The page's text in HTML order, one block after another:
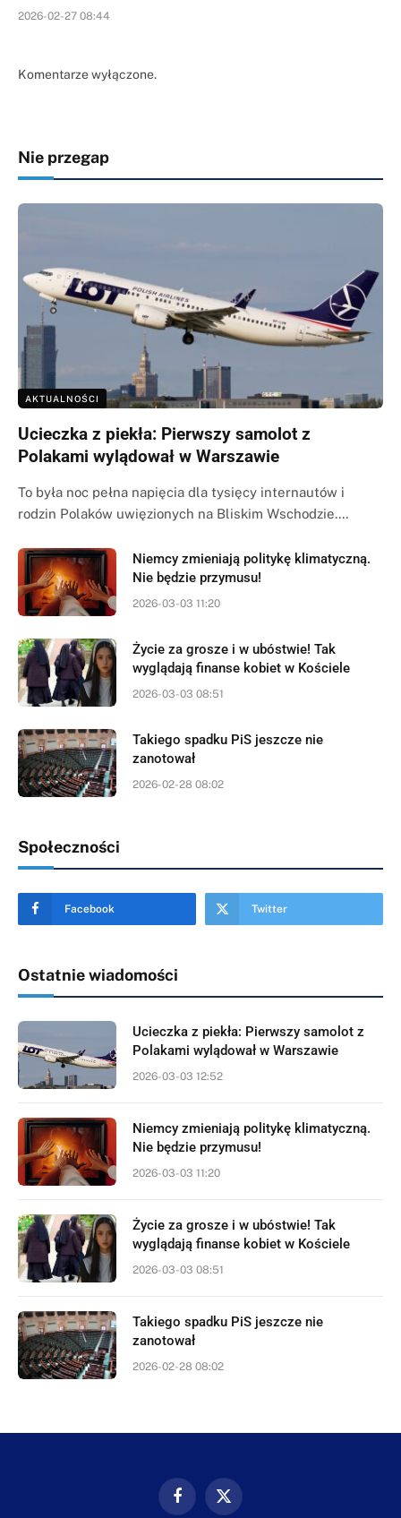
2026-02-27 08:44
Komentarze wyłączone.
Nie przegap
AKTUALNOŚCI
Ucieczka z piekła: Pierwszy samolot z
Polakami wylądował w Warszawie
To była noc pełna napięcia dla tysięcy internautów i
rodzin Polaków uwięzionych na Bliskim Wschodzie.…
Niemcy zmieniają politykę klimatyczną.
Nie będzie przymusu!
2026-03-03 11:20
Życie za grosze i w ubóstwie! Tak
wyglądają finanse kobiet w Kościele
2026-03-03 08:51
Takiego spadku PiS jeszcze nie
zanotował
2026-02-28 08:02
Społeczności
Facebook Twitter
Ostatnie wiadomości
Ucieczka z piekła: Pierwszy samolot z
Polakami wylądował w Warszawie
2026-03-03 12:52
Niemcy zmieniają politykę klimatyczną.
Nie będzie przymusu!
2026-03-03 11:20
Życie za grosze i w ubóstwie! Tak
wyglądają finanse kobiet w Kościele
2026-03-03 08:51
Takiego spadku PiS jeszcze nie
zanotował
2026-02-28 08:02
FacebookX